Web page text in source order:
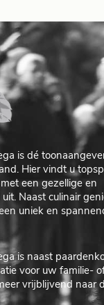
is dé
Hier vindt u
een gezellige en
Naast culinair
uniek en
is naast
voor uw familie-
vrijblijvend naar